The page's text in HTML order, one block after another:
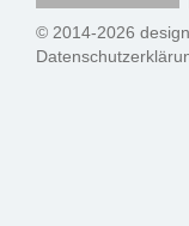
© 2014-2026